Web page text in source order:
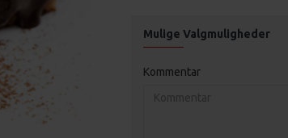
Mulige Valgmuligheder
Kommentar